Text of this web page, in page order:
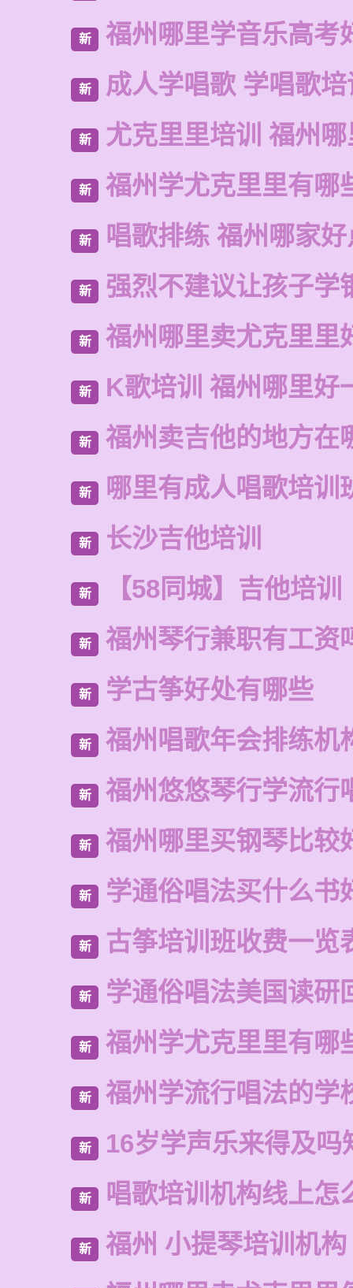
新 福州哪里学音乐高考
新 成人学唱歌 学唱歌培
新 尤克里里培训 福州
新 福州学尤克里里有哪
新 唱歌排练 福州哪家
新 强烈不建议让孩子学
新 福州哪里卖尤克里里
新 K歌培训 福州哪里好
新 福州卖吉他的地方在
新 哪里有成人唱歌培训
新 长沙吉他培训
新 【58同城】吉他培训
新 福州琴行兼职有工资
新 学古筝好处有哪些
新 福州唱歌年会排练机
新 福州悠悠琴行学流行
新 福州哪里买钢琴比较
新 学通俗唱法买什么书
新 古筝培训班收费一览
新 学通俗唱法美国读研
新 福州学尤克里里有哪
新 福州学流行唱法的学
新 16岁学声乐来得及吗
新 唱歌培训机构线上怎
新 福州 小提琴培训机构